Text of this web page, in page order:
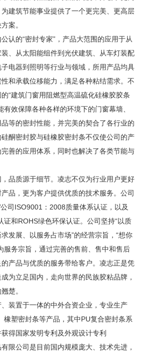
建筑节能事业提供了一个更完美、更高层
案。
的“密封专家”，产品大范围的应用于从
、从太阳能组件到光伏建筑、从车灯装配
电器到照明等行业与领域，所用产品均具
和承载位移能力，满足各种粘结需求。不
“建筑门窗用阻燃型高温硫化硅橡胶胶条
有效保障各种各样的环境下的门窗幕墙、
等的密封性能，并完美的契合了各行业的
酮密封胶与硅橡胶密封条不仅使公司的产
善的应用体系，同时也解决了各类节能与
质源于细节。凌志不仅为行业用户更好
品，更为客户提供优质的技术服务。公司
司ISO9001：2008质量体系认证，以及
证和ROHS绿色环保认证。公司坚持“以质
发展、以服务占市场”的经营宗旨，“想你
服务宗旨，通过完善的售前、售中和售后
产品与优质的服务带给客户。凌志正是凭
为立足国内，走向世界的民族胶粘品牌，
楚。
置于一体的中外合资企业，专业生产
橡塑密封条等产品，其中PU复合密封条系
得国家发明专利及外观设计专利
公司是目前国内规模庞大、技术先进，